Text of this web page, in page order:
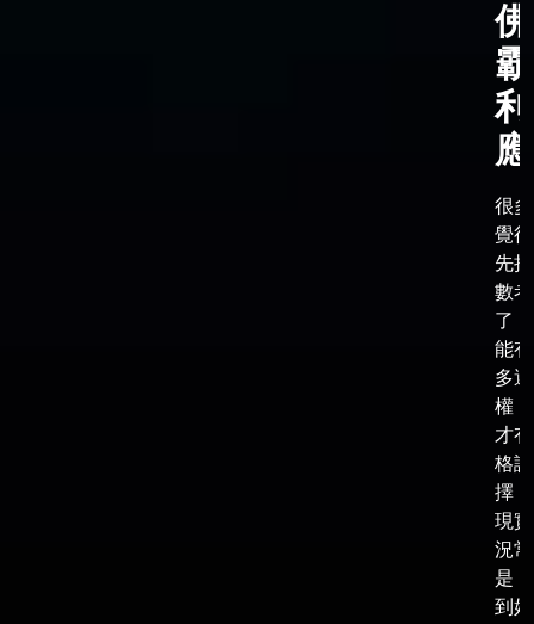
應
很
覺
先
數
了
能
多
權
才
格
擇
現
況常
是
到